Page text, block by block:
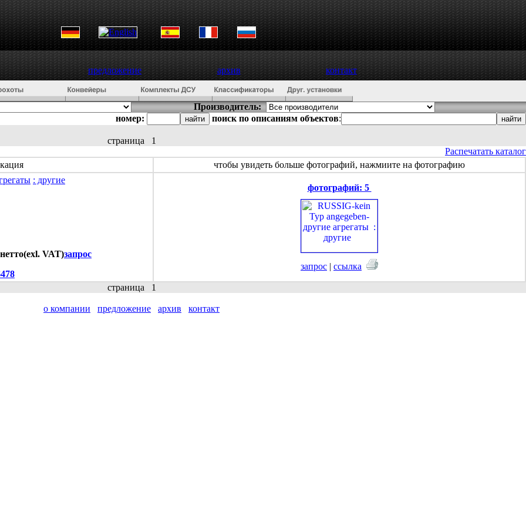
предложение архив контакт
Производитель:
номер:
поиск по описаниям объектов:
страница 1
Распечатать каталог
чтобы увидеть больше фотографий, нажмиите на фотографию
: другие
VAT)запрос
фотографий: 5
запрос | ссылка
страница 1
о компании предложение архив контакт